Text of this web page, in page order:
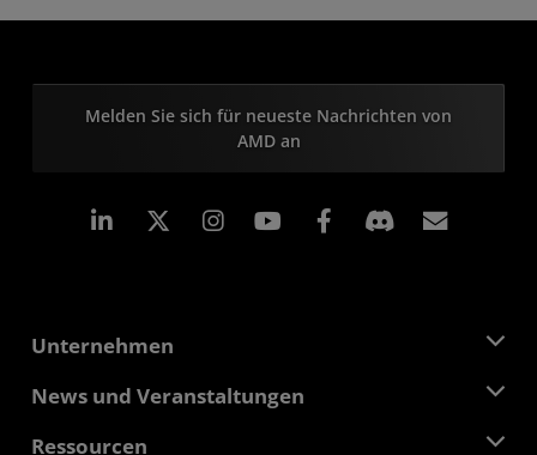
Melden Sie sich für neueste Nachrichten von
AMD an
LinkedIn Instagram Facebook
Unternehmen
Über AMD
News und Veranstaltungen
Pressebereich
Ressourcen